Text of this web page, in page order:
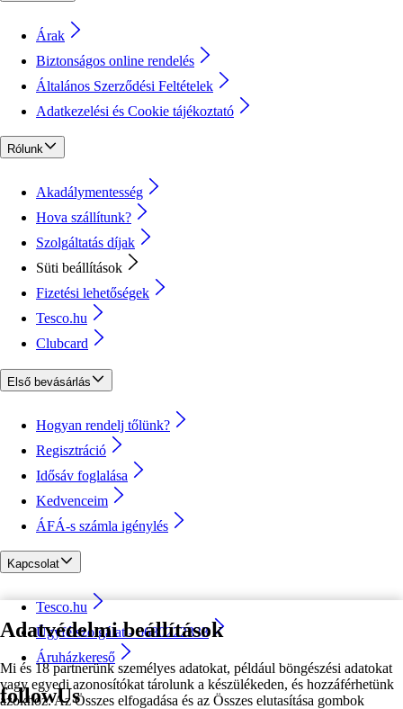
Adatvédelmi beállítások
Mi és 18 partnerünk személyes adatokat, például böngészési adatokat
vagy egyedi azonosítókat tárolunk a készülékeden, és hozzáférhetünk
azokhoz. Az Összes elfogadása és az Összes elutasítása gombok
Árak
Biztonságos online rendelés
Általános Szerződési Feltételek
Adatkezelési és Cookie tájékoztató
Rólunk
Akadálymentesség
Hova szállítunk?
Szolgáltatás díjak
Süti beállítások
Fizetési lehetőségek
Tesco.hu
Clubcard
Első bevásárlás
Hogyan rendelj tőlünk?
Regisztráció
Idősáv foglalása
Kedvenceim
ÁFÁ-s számla igénylés
Kapcsolat
Tesco.hu
Ügyfélszolgálat - 0680222333
Áruházkereső
followUs